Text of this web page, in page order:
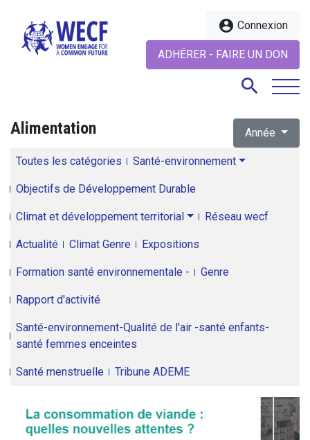
account_circle Connexion
ADHÉRER - FAIRE UN DON
search
Alimentation Année
Toutes les catégories Santé-environnement
Objectifs de Développement Durable
Climat et développement territorial Réseau wecf
Actualité Climat Genre Expositions
Formation santé environnementale - Genre
Rapport d'activité
Santé-environnement-Qualité de l'air -santé enfants-
santé femmes enceintes
Santé menstruelle Tribune ADEME